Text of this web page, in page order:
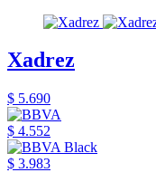
Xadrez
$ 5.690
$ 4.552
$ 3.983